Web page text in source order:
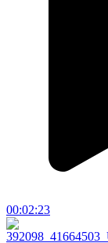
00:02:23